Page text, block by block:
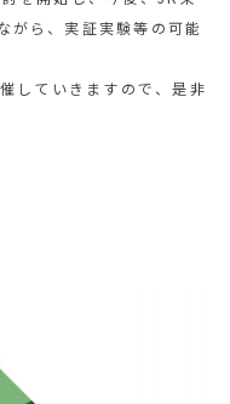
がら、実証実験等の可能
していきますので、是非